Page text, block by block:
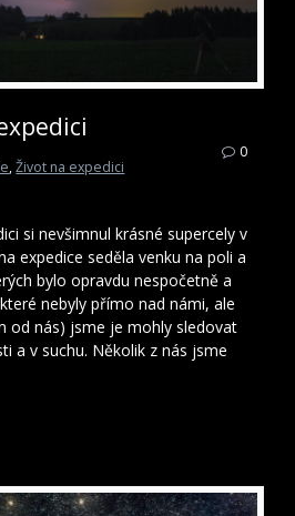
,Život na expedici
0
si nevšimnul krásné supercely v
expedice seděla venku na poli a
bylo opravdu nespočetně a
nebyly přímo nad námi, ale
od nás) jsme je mohly sledovat
a v suchu. Několik z nás jsme